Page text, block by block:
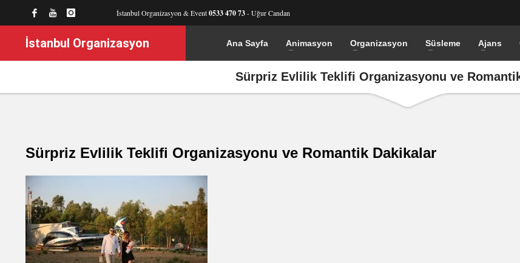
İstanbul Organizasyon & Event0533 470 73- Uğur Candan
İstanbul Organizasyon Ana Sayfa Animasyon Organizasyon Süsleme Ajans
Sürpriz Evlilik Teklifi Organizasyonu ve
Sürpriz Evlilik Teklifi Organizasyonu ve Romantik Dakikalar